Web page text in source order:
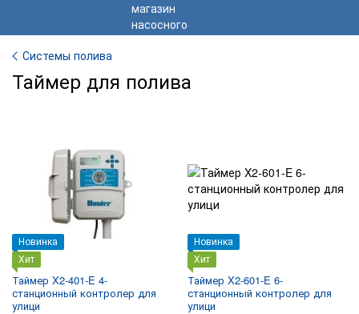
Системы полива
Таймер для полива
Новинка
Хит
Таймер X2-401-E 4-
станционный контролер для
улици
Новинка
Хит
Таймер X2-601-E 6-
станционный контролер для
улици